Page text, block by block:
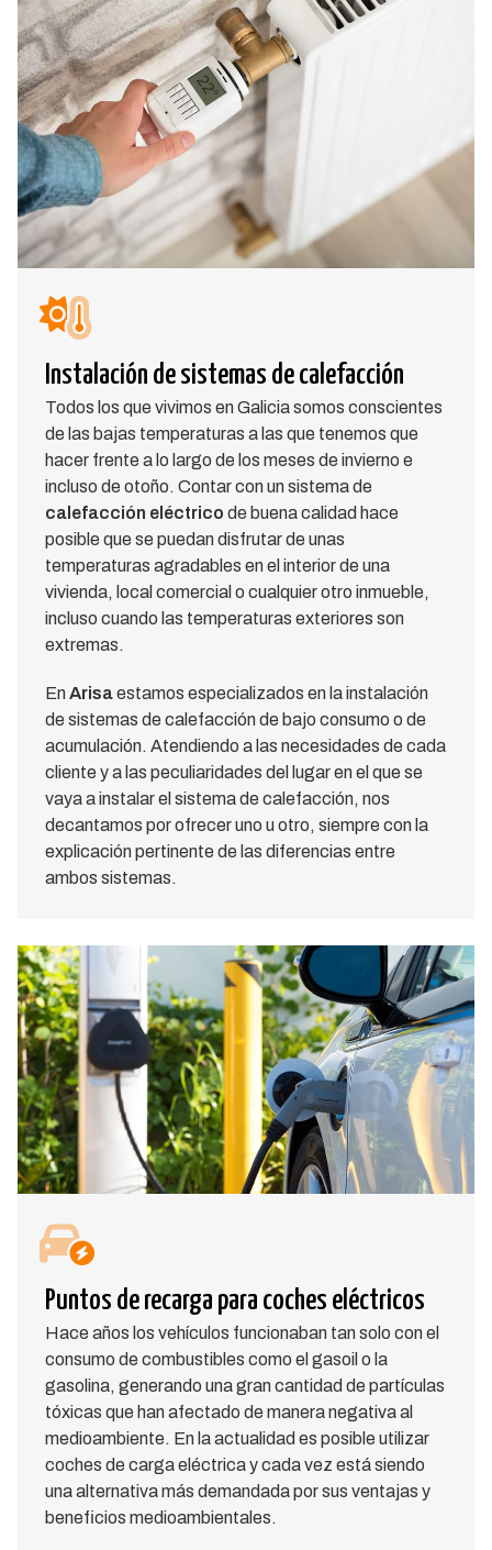
Instalación de sistemas de calefacción
Todos los que vivimos en Galicia somos conscientes
de las bajas temperaturas a las que tenemos que
hacer frente a lo largo de los meses de invierno e
incluso de otoño. Contar con un sistema de
calefacción eléctrico de buena calidad hace
posible que se puedan disfrutar de unas
temperaturas agradables en el interior de una
vivienda, local comercial o cualquier otro inmueble,
incluso cuando las temperaturas exteriores son
extremas.
EnArisaestamos especializados en la instalación
de sistemas de calefacción de bajo consumo o de
acumulación. Atendiendo a las necesidades de cada
cliente y a las peculiaridades del lugar en el que se
vaya a instalar el sistema de calefacción, nos
decantamos por ofrecer uno u otro, siempre con la
explicación pertinente de las diferencias entre
ambos sistemas.
Puntos de recarga para coches eléctricos
Hace años los vehículos funcionaban tan solo con el
consumo de combustibles como el gasoil o la
gasolina, generando una gran cantidad de partículas
tóxicas que han afectado de manera negativa al
medioambiente. En la actualidad es posible utilizar
coches de carga eléctrica y cada vez está siendo
una alternativa más demandada por sus ventajas y
beneficios medioambientales.